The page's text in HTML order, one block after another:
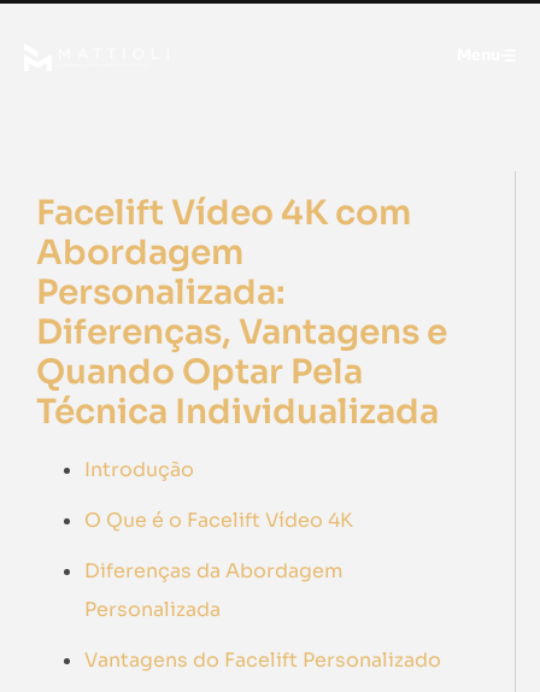
Facelift Vídeo 4K com
Abordagem
Personalizada:
Diferenças, Vantagens e
Quando Optar Pela
Técnica Individualizada
Introdução
O Que é o Facelift Vídeo 4K
Diferenças da Abordagem
Personalizada
Vantagens do Facelift Personalizado